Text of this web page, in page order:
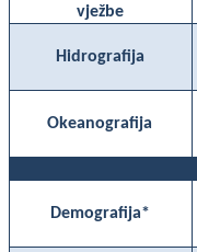
vježbe
Hidrografija
Okeanografija
Demografija*